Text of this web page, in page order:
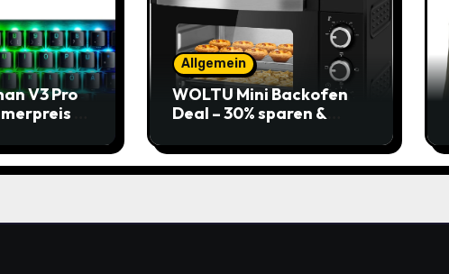
V3 Pro
–
Allgemein
WOLTU Mini Backofen
Deal – 30% sparen &